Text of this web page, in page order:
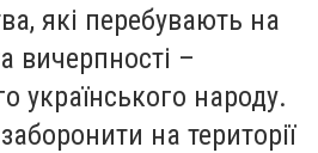
які перебувають на
вичерпності –
українського народу.
на території